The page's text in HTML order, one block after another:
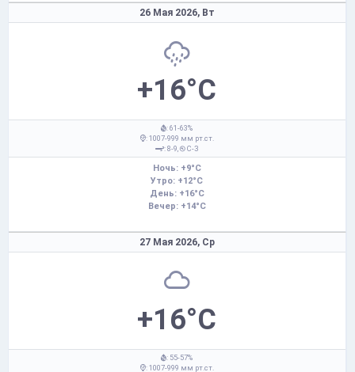
26 Мая 2026, Вт
+16°C
: 61-63%
: 1007-999 мм рт.ст.
: 8-9,
С-З
Ночь: +9°C
Утро: +12°C
День: +16°C
Вечер: +14°C
27 Мая 2026, Ср
+16°C
: 55-57%
: 1007-999 мм рт.ст.